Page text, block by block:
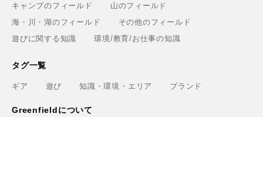
キャンプのフィールド
山のフィールド
海・川・湖のフィールド
その他のフィールド
遊びに関する知識
環境/教育/お仕事の知識
タグ一覧
ギア 遊び 知識・環境・エリア ブランド
Greenfieldについて